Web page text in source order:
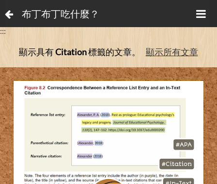
布丁布丁吃什麼？
:::
顯示具有Citation標籤的文章。 顯示所有文章